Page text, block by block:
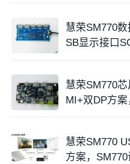
慧荣SM770
SB显示接口
慧荣SM770
MI+双DP方
慧荣SM770
方案，